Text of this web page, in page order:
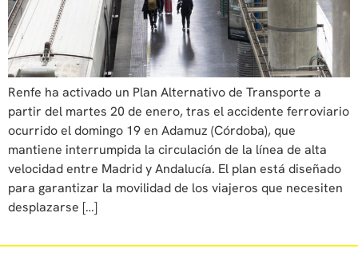
Renfe ha activado un Plan Alternativo de Transporte a
partir del martes 20 de enero, tras el accidente ferroviario
ocurrido el domingo 19 en Adamuz (Córdoba), que
mantiene interrumpida la circulación de la línea de alta
velocidad entre Madrid y Andalucía. El plan está diseñado
para garantizar la movilidad de los viajeros que necesiten
desplazarse […]